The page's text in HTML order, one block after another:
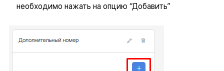
необходимо нажать на опцию “Добавить”